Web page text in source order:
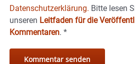
Datenschutzerklärung. Bitte lesen
unseren Leitfaden für die
Kommentaren. *